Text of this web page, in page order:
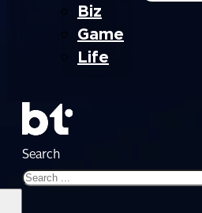
Biz
Game
Life
Search